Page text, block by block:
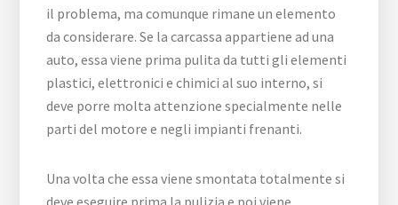
il problema, ma comunque rimane un elemento
da considerare. Se la carcassa appartiene ad una
auto, essa viene prima pulita da tutti gli elementi
plastici, elettronici e chimici al suo interno, si
deve porre molta attenzione specialmente nelle
parti del motore e negli impianti frenanti.
Una volta che essa viene smontata totalmente si
deve eseguire prima la pulizia e poi viene